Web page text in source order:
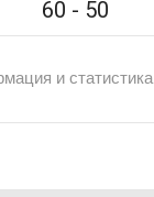
60 - 50
и статистика